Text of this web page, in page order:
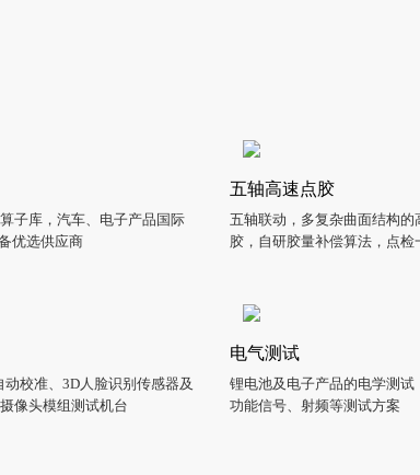
库，汽车、电子产品国际
优选供应商
五轴高速点胶
五轴联动，多复杂曲面结构
胶，自研胶量补偿算法，点
动校准、3D人脸识别传感器及
像头模组测试机台
电气测试
锂电池及电子产品的电学测试
功能信号、射频等测试方案